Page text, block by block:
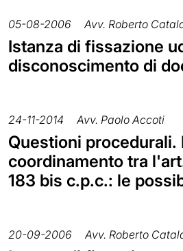
05-08-2006 Avv. Roberto
Istanza di fissazione
disconoscimento di
24-11-2014 Avv. Paolo Accoti
Questioni procedurali.
coordinamento tra
183 bis c.p.c.: le
20-09-2006 Avv. Roberto